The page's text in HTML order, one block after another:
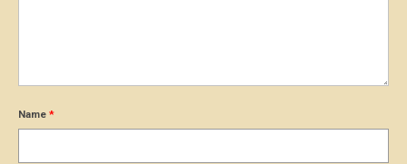
Name *